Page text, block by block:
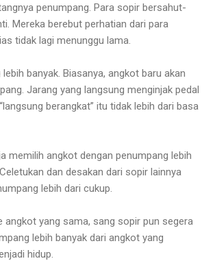
penumpang. Para sopir bersahut-
Mereka berebut perhatian dari para
tidak lagi menunggu lama.
banyak. Biasanya, angkot baru akan
Jarang yang langsung menginjak pedal
berangkat” itu tidak lebih dari basa
memilih angkot dengan penumpang lebih
dan desakan dari sopir lainnya
lebih dari cukup.
yang sama, sang sopir pun segera
lebih banyak dari angkot yang
hidup.